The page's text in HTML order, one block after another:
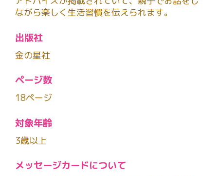
ながら楽しく生活習慣を伝えられます。
出版社
金の星社
ページ数
18ページ
対象年齢
3歳以上
メッセージカードについて